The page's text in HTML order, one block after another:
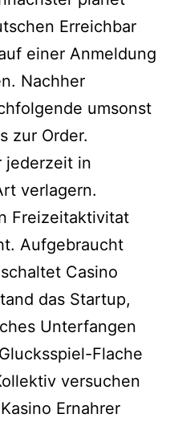
Erreichbar
einer Anmeldung
Nachher
umsonst
zur Order.
jederzeit in
verlagern.
Freizeitaktivitat
Aufgebraucht
Casino
das Startup,
Unterfangen
Flache
versuchen
Ernahrer